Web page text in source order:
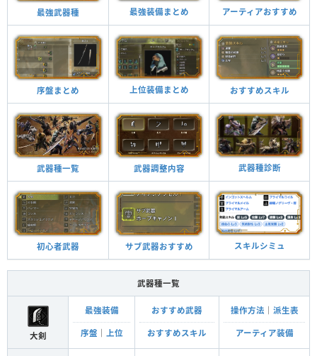
最強武器種 最強装備まとめ アーティアおすすめ
序盤まとめ 上位装備まとめ おすすめスキル
武器種一覧 武器調整内容 武器種診断
初心者武器 サブ武器おすすめ スキルシミュ
武器種一覧
大剣
最強装備
序盤 上位
おすすめ武器
おすすめスキル
操作方法 派生表
アーティア装備